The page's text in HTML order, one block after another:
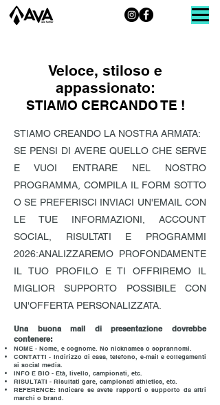
Veloce, stiloso e
appassionato:
STIAMO CERCANDO TE !
STIAMO CREANDO LA NOSTRA ARMATA:
SE PENSI DI AVERE QUELLO CHE SERVE
E VUOI ENTRARE NEL NOSTRO
PROGRAMMA, COMPILA IL FORM SOTTO
O SE PREFERISCI INVIACI UN'EMAIL CON
LE TUE INFORMAZIONI, ACCOUNT
SOCIAL, RISULTATI E PROGRAMMI
2026:ANALIZZAREMO PROFONDAMENTE
IL TUO PROFILO E TI OFFRIREMO IL
MIGLIOR SUPPORTO POSSIBILE CON
UN'OFFERTA PERSONALIZZATA.
Una buona mail di presentazione dovrebbe
contenere:
NOME - Nome, e cognome. No nicknames o soprannomi.
CONTATTI - Indirizzo di casa, telefono, e-mail e collegamenti
ai social media.
INFO E BIO - Età, livello, campionati, etc.
RISULTATI - Risultati gare, campionati athletics, etc.
REFERENCE: Indicare se avete rapporti o supporto da altri
marchi o brand.